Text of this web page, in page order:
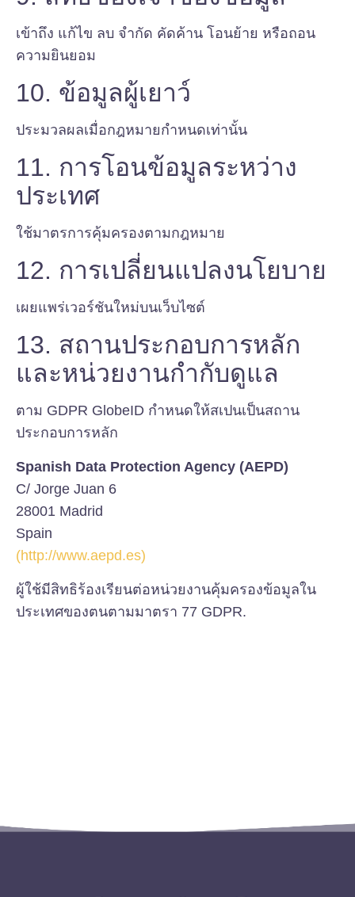
เข้าถึง แก้ไข ลบ จำกัด คัดค้าน โอนย้าย หรือถอน
ความยินยอม
10. ข้อมูลผู้เยาว์
ประมวลผลเมื่อกฎหมายกำหนดเท่านั้น
11. การโอนข้อมูลระหว่าง
ประเทศ
ใช้มาตรการคุ้มครองตามกฎหมาย
12. การเปลี่ยนแปลงนโยบาย
เผยแพร่เวอร์ชันใหม่บนเว็บไซต์
13. สถานประกอบการหลัก
และหน่วยงานกำกับดูแล
ตาม GDPR GlobeID กำหนดให้สเปนเป็นสถาน
ประกอบการหลัก
Spanish Data Protection Agency (AEPD)
C/ Jorge Juan 6
28001 Madrid
Spain
(http://www.aepd.es)
ผู้ใช้มีสิทธิร้องเรียนต่อหน่วยงานคุ้มครองข้อมูลใน
ประเทศของตนตามมาตรา 77 GDPR.